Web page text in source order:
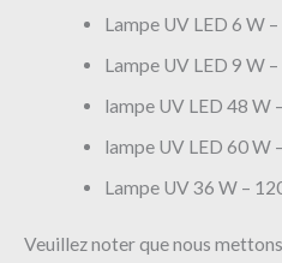
Lampe UV LED 6 W –
Lampe UV LED 9 W –
lampe UV LED 48 W
lampe UV LED 60 W
Lampe UV 36 W –
Veuillez noter que nous